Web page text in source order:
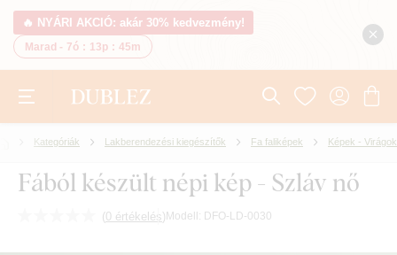
🔥 NYÁRI AKCIÓ: akár 30% kedvezmény!
Marad - 7ó : 13p : 44m
Kategóriák Lakberendezési kiegészítők Fa faliképek Képek - Virágok
Fából készült népi kép - Szláv nő
(0 értékelés) Modell: DFO-LD-0030